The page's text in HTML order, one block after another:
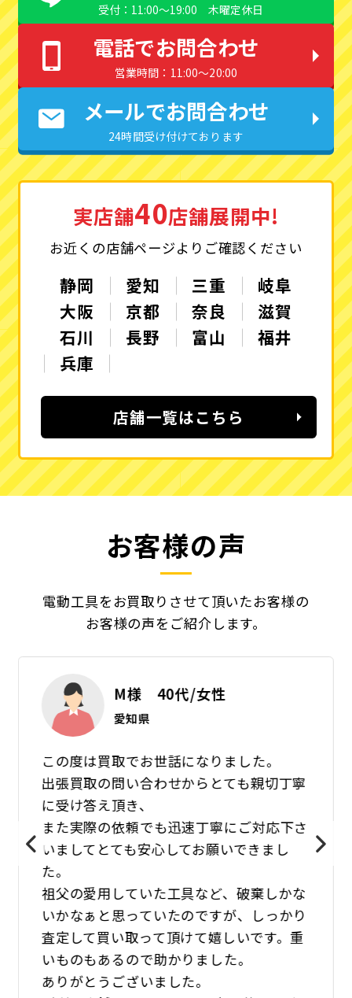
受付：11:00〜19:00 木曜定休日
電話でお問合わせ
営業時間：11:00〜20:00
メールでお問合わせ
24時間受け付けております
実店舗40店舗展開中!
お近くの店舗ページよりご確認ください
静岡 愛知 三重
岐阜
大阪
京都 奈良
滋賀
石川
長野 富山
福井
兵庫
店舗一覧はこちら
お客様の声
電動工具をお買取りさせて頂いたお客様の
お客様の声をご紹介します。
M様 40代/女性
愛知県
この度は買取でお世話になりました。
出張買取の問い合わせからとても親切丁寧
に受け答え頂き、
また実際の依頼でも迅速丁寧にご対応下さ
いましてとても安心してお願いできまし
た。
祖父の愛用していた工具など、破棄しかな
いかなぁと思っていたのですが、しっかり
査定して買い取って頂けて嬉しいです。重
いものもあるので助かりました。
ありがとうございました。